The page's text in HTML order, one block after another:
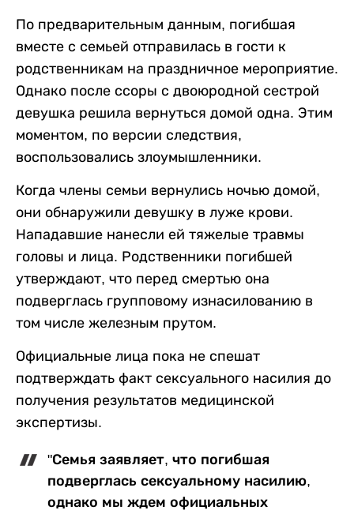
По предварительным данным, погибшая
вместе с семьей отправилась в гости к
родственникам на праздничное мероприятие.
Однако после ссоры с двоюродной сестрой
девушка решила вернуться домой одна. Этим
моментом, по версии следствия,
воспользовались злоумышленники.
Когда члены семьи вернулись ночью домой,
они обнаружили девушку в луже крови.
Нападавшие нанесли ей тяжелые травмы
головы и лица. Родственники погибшей
утверждают, что перед смертью она
подверглась групповому изнасилованию в
том числе железным прутом.
Официальные лица пока не спешат
подтверждать факт сексуального насилия до
получения результатов медицинской
экспертизы.
"Семья заявляет, что погибшая
подверглась сексуальному насилию,
однако мы ждем официальных